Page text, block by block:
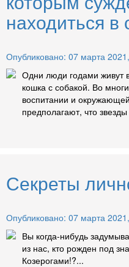
находиться в
Опубликовано: 07 марта
Одни люди годами живут
кошка с собакой. Во
воспитании и
предполагают, что
Секреты
Опубликовано: 07 марта
Вы когда-нибудь
из нас, кто рожден под
Козерогами!?...